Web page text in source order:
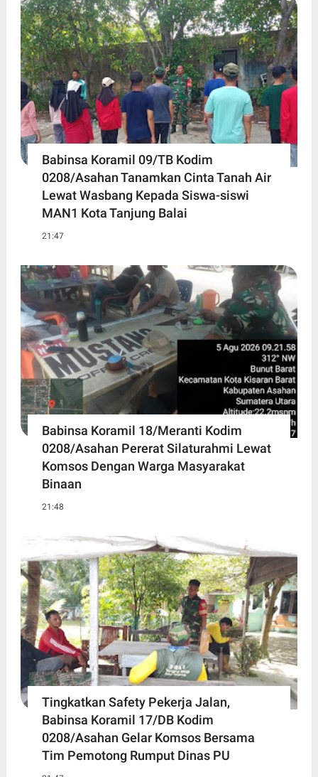
Babinsa Koramil 09/TB Kodim
0208/Asahan Tanamkan Cinta Tanah Air
Lewat Wasbang Kepada Siswa-siswi
MAN1 Kota Tanjung Balai
21:47
Babinsa Koramil 18/Meranti Kodim
0208/Asahan Pererat Silaturahmi Lewat
Komsos Dengan Warga Masyarakat
Binaan
21:48
Tingkatkan Safety Pekerja Jalan,
Babinsa Koramil 17/DB Kodim
0208/Asahan Gelar Komsos Bersama
Tim Pemotong Rumput Dinas PU